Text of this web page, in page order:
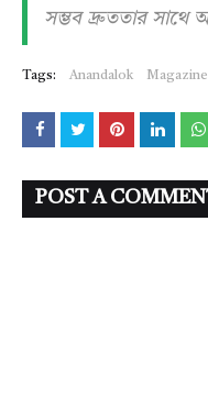
সম্ভব দ্রুততার
Tags: Anandalok Magazine
POST A